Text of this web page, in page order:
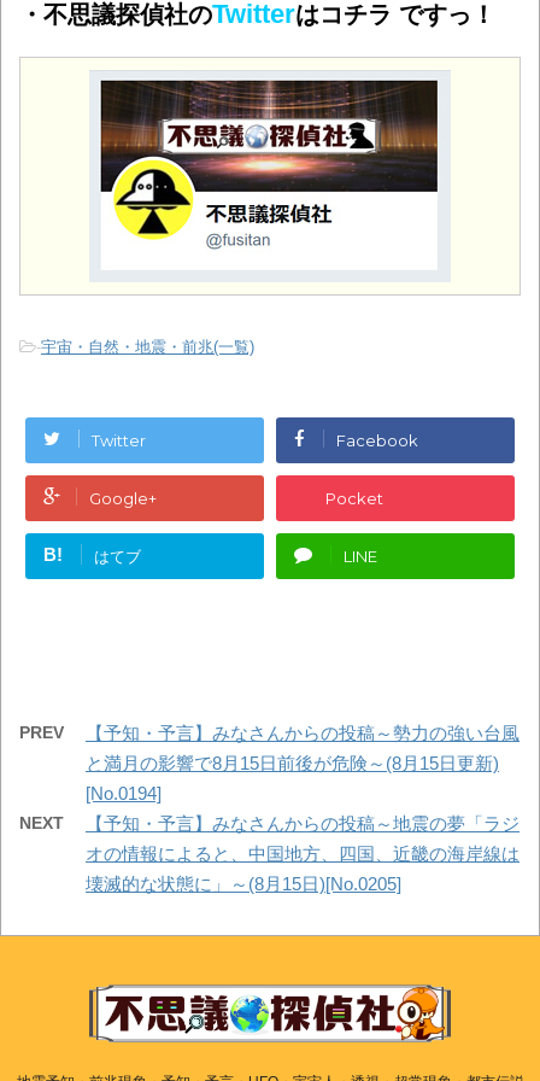
・不思議探偵社のTwitterはコチラ ですっ！
-宇宙・自然・地震・前兆(一覧)
Twitter Facebook
Google+ Pocket
B! はてブ LINE
PREV
【予知・予言】みなさんからの投稿～勢力の強い台風
と満月の影響で8月15日前後が危険～(8月15日更新)
[No.0194]
NEXT
【予知・予言】みなさんからの投稿～地震の夢「ラジ
オの情報によると、中国地方、四国、近畿の海岸線は
壊滅的な状態に」～(8月15日)[No.0205]